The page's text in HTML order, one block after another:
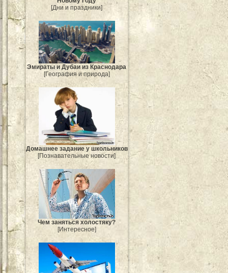
[Дни и праздники]
Эмираты и Дубаи из Краснодара
[География и природа]
Домашнее задание у школьников
[Познавательные новости]
Чем заняться холостяку?
[Интересное]